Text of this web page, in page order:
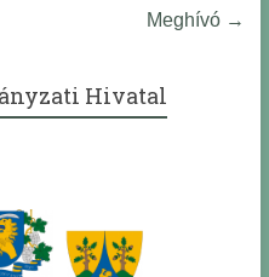
Meghívó →
Hivatal